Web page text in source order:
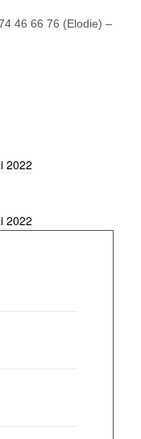
46 66 76 (Elodie) –